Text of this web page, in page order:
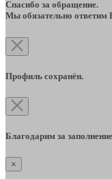
Спасибо за обращение.
Мы обязательно
Профиль сохранён.
Благодарим за
×